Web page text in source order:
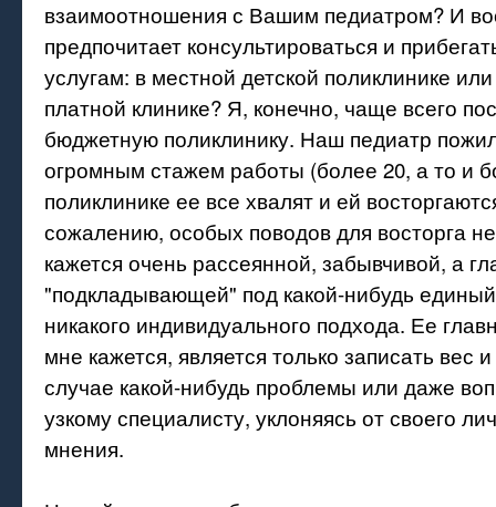
взаимоотношения с Вашим педиатром? И
предпочитает консультироваться и
услугам: в местной детской поликлинике
платной клинике? Я, конечно, чаще всего
бюджетную поликлинику. Наш педиатр
огромным стажем работы (более 20, а то и
поликлинике ее все хвалят и ей
сожалению, особых поводов для восторга
кажется очень рассеянной, забывчивой, а
"подкладывающей" под какой-нибудь
никакого индивидуального подхода. Ее
мне кажется, является только записать вес
случае какой-нибудь проблемы или даже
узкому специалисту, уклоняясь от своего
мнения.